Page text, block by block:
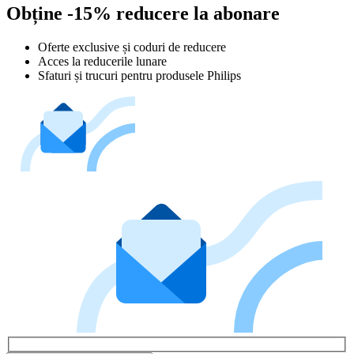
Obține -15% reducere la abonare
Oferte exclusive și coduri de reducere
Acces la reducerile lunare
Sfaturi și trucuri pentru produsele Philips